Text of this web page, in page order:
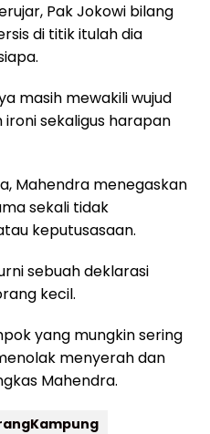
Pak Jokowi bilang
di titik itulah dia
masih mewakili wujud
ironi sekaligus harapan
Mahendra menegaskan
sekali tidak
keputusasaan.
sebuah deklarasi
kecil.
yang mungkin sering
menyerah dan
Mahendra.